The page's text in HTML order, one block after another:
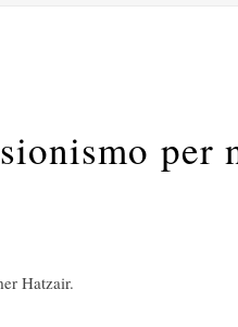
per
Hatzair.